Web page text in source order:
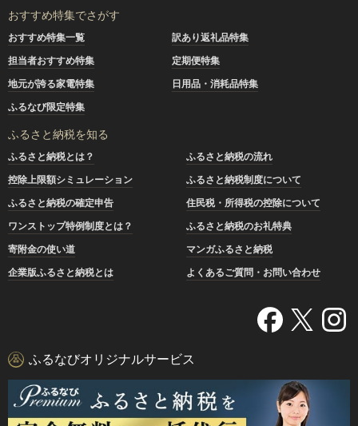
おすすめ特集でさがす
おすすめ特集一覧
訳あり返礼品特集
担当者おすすめ特集
定期便特集
地元が誇る家電特集
日用品・消耗品特集
ふるなび限定特集
ふるさと納税を知る
ふるさと納税とは？
ふるさと納税の流れ
控除上限額シミュレーション
ふるさと納税制度について
ふるさと納税の確定申告
住民税・所得税の控除について
ワンストップ特例制度とは？
ふるさと納税のお礼特典
寄附金の使い道
マンガふるさと納税
企業版ふるさと納税とは
よくあるご質問・お問い合わせ
ふるなびオリジナルサービス